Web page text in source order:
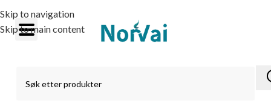
Skip to navigation
Skip to main content